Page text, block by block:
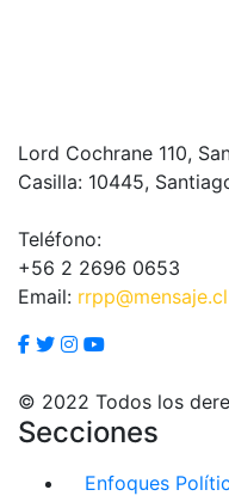
Lord Cochrane 110,
Casilla: 10445,
Teléfono:
+56 2 2696 0653
Email: rrpp@mensaje.cl
© 2022 Todos los
Secciones
Enfoques